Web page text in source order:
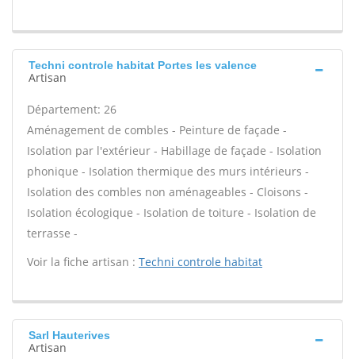
Techni controle habitat Portes les valence
Artisan
Département: 26
Aménagement de combles - Peinture de façade -
Isolation par l'extérieur - Habillage de façade - Isolation
phonique - Isolation thermique des murs intérieurs -
Isolation des combles non aménageables - Cloisons -
Isolation écologique - Isolation de toiture - Isolation de
terrasse -
Voir la fiche artisan : Techni controle habitat
Sarl Hauterives
Artisan